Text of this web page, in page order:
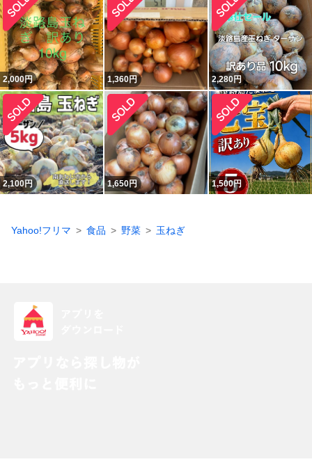
2,000円 1,360円 2,280円
2,100円 1,650円 1,500円
Yahoo!フリマ 食品 野菜 玉ねぎ